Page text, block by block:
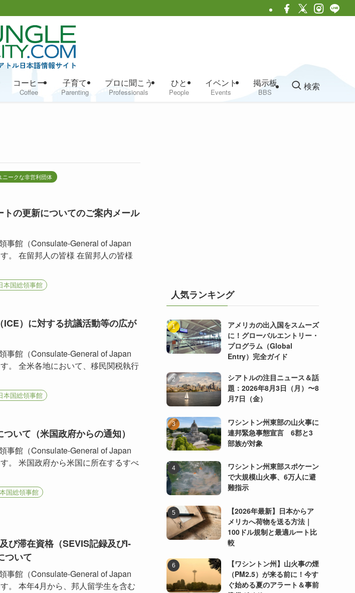
コーヒー
Coffee
子育て
Parenting
プロに聞こう
Professionals
ひと
People
イベント
Events
掲示板
BBS
検索
ニークな非営利団体
トの更新についてのご案内メール
事館（Consulate-General of Japan
。 在留邦人の皆様 在留邦人の皆様
本国総領事館
）に対する抗議活動等の広が
事館（Consulate-General of Japan
。 全米各地において、移民関税執行
本国総領事館
いて（米国政府からの通知）
事館（Consulate-General of Japan
。 米国政府から米国に所在するすべ
国総領事館
び滞在資格（SEVIS記録及びI-
ついて
事館（Consulate-General of Japan
。 本年4月から、邦人留学生を含む
人気ランキング
アメリカの出入国をスムーズ
に！グローバルエントリー・
プログラム（Global
Entry）完全ガイド
シアトルの注目ニュース＆話
題：2026年8月3日（月）〜8
月7日（金）
ワシントン州東部の山火事に
連邦緊急事態宣言 6郡と3
部族が対象
ワシントン州東部スポケーン
で大規模山火事、6万人に避
難指示
【2026年最新】日本からア
メリカへ荷物を送る方法｜
100ドル規制と最適ルート比
較
【ワシントン州】山火事の煙
（PM2.5）が来る前に！今す
ぐ始める夏のアラート＆事前